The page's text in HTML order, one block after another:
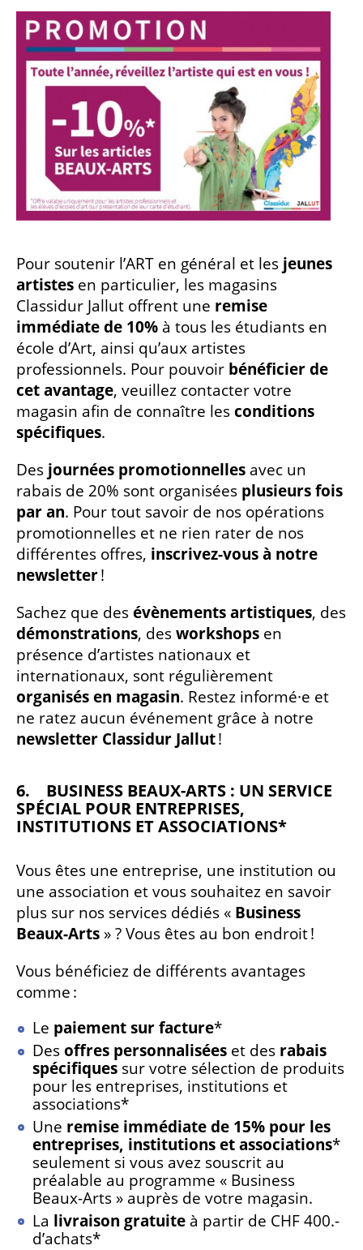
Pour soutenir l’ART en général et les jeunes
artistes en particulier, les magasins
Classidur Jallut offrent une remise
immédiate de 10% à tous les étudiants en
école d’Art, ainsi qu’aux artistes
professionnels. Pour pouvoir bénéficier de
cet avantage, veuillez contacter votre
magasin afin de connaître lesconditions
spécifiques.
Des journées promotionnelles avec un
rabais de 20% sont organisées plusieurs fois
par an. Pour tout savoir de nos opérations
promotionnelles et ne rien rater de nos
différentes offres, inscrivez-vous à notre
newsletter!
Sachez que desévènements artistiques, des
démonstrations, desworkshops en
présence d’artistes nationaux et
internationaux, sont régulièrement
organisés en magasin. Restez informé·e et
ne ratez aucun événement grâce à notre
newsletter Classidur Jallut!
6. BUSINESS BEAUX-ARTS : UN SERVICE
SPÉCIAL POUR ENTREPRISES,
INSTITUTIONS ET ASSOCIATIONS*
Vous êtes une entreprise, une institution ou
une association et vous souhaitez en savoir
plus sur nos services dédiés « Business
Beaux-Arts » ? Vous êtes au bon endroit !
Vous bénéficiez de différents avantages
comme :
Le paiement sur facture*
Desoffres personnalisées et des rabais
spécifiques sur votre sélection de produits
pour les entreprises, institutions et
associations*
Une remise immédiate de 15% pour les
entreprises, institutions et associations*
seulement si vous avez souscrit au
préalable au programme « Business
Beaux-Arts » auprès de votre magasin.
La livraison gratuite à partir de CHF 400.-
d’achats*